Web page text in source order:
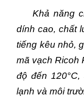
Khả năng
dính cao, chất
tiếng kêu nhỏ,
mã vạch Ricoh
độ đến
lạnh và môi